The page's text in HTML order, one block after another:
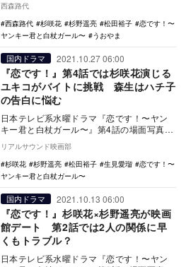
加えられている…
西森路代
西森路代
杉咲花 杉野遥亮 松田裕子
恋です！〜
ヤンキー君と白杖ガール〜
うおやま
国内ドラマ 2021.10.27 06:00
『恋です！』第4話では杉咲花演じる
ユキコがバイトに挑戦 森生はハチ子
の告白に悩む
日本テレビ系水曜ドラマ『恋です！〜ヤン
キー君と白杖ガール〜』第4話の場面写真が
公開された。 漫画『ヤンキー君と白杖ガ
ール』（…
リアルサウンド映画部
杉咲花
杉野遥亮 松田裕子 生見愛瑠
恋です！〜
ヤンキー君と白杖ガール〜
国内ドラマ 2021.10.13 06:00
『恋です！』杉咲花×杉野遥亮が映画
館デート 第2話では2人の関係に早
くもトラブル？
日本テレビ系水曜ドラマ『恋です！〜ヤン